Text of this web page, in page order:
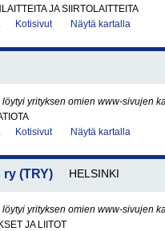
JA SIIRTOLAITTEITA
Kotisivut Näytä kartalla
yrityksen omien www-sivujen
Kotisivut Näytä kartalla
(TRY) HELSINKI
yrityksen omien www-sivujen
JA LIITOT